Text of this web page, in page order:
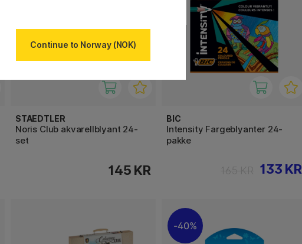
STAEDTLER
Noris Club akvarellblyant 24-
set
145 KR
BIC
Intensity Fargeblyanter 24-
pakke
133 KR
40%
Continue to Norway (NOK)